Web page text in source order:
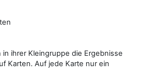
in ihrer Kleingruppe die Ergebnisse
Karten. Auf jede Karte nur ein